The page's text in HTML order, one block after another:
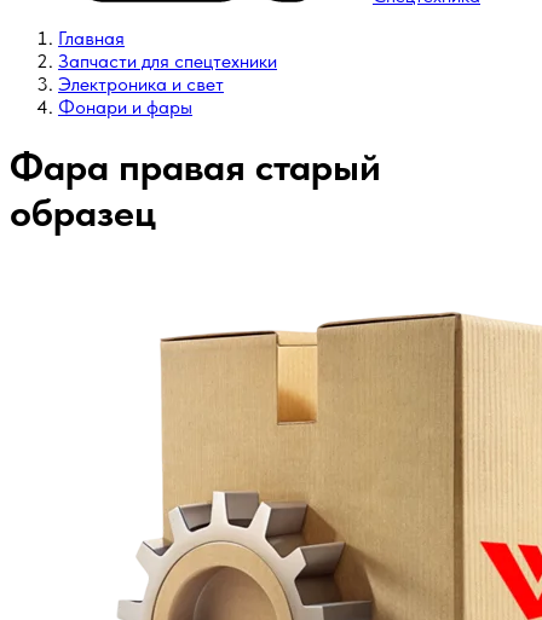
Главная
Запчасти для спецтехники
Электроника и свет
Фонари и фары
Фара правая старый
образец